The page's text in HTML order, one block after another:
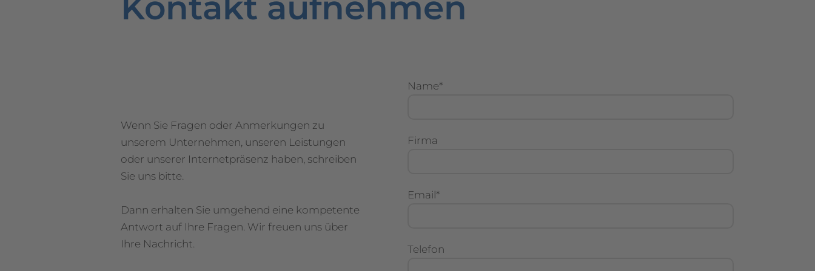
Wenn Sie Fragen oder Anmerkungen zu
unserem Unternehmen, unseren Leistungen
oder unserer Internetpräsenz haben, schreiben
Sie uns bitte.
Dann erhalten Sie umgehend eine kompetente
Antwort auf Ihre Fragen. Wir freuen uns über
Ihre Nachricht.
Name*
Firma
Email*
Telefon